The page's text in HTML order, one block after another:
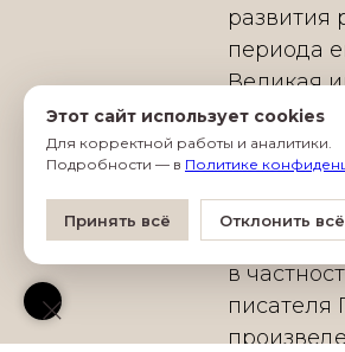
Этот сайт использует cookies
Для корректной работы и аналитики.
Подробности — в Политике
Принять всё Отклонить всё
развития
периода
Великая
лежат
и
отражено
в
писателя